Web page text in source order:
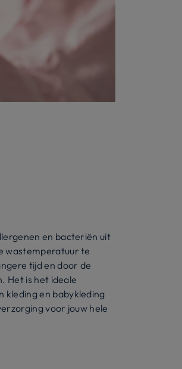
en bacteriën uit
wastemperatuur te
tijd en door de
Het is het ideale
en babykleding
voor jouw hele